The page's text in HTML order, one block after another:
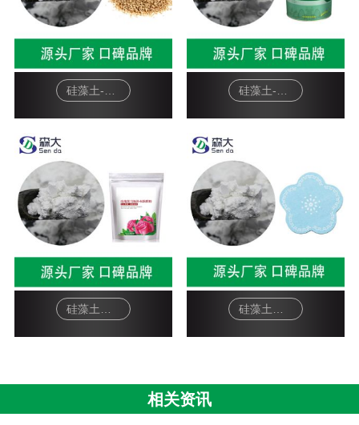
硅藻土-宠物猫砂 硅藻土-硅藻泥基料
硅藻土面膜-软膜粉 硅藻土工艺品-杯垫
相关资讯